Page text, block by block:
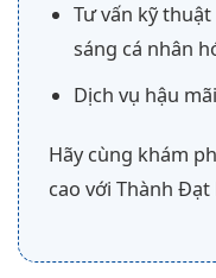
Tư vấn kỹ
sáng cá nhân
Dịch vụ hậu
Hãy cùng khám
cao với Thành Đạt